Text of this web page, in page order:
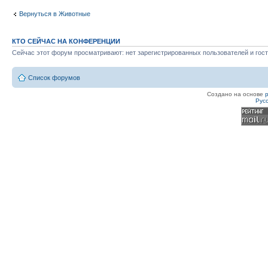
Вернуться в Животные
КТО СЕЙЧАС НА КОНФЕРЕНЦИИ
Сейчас этот форум просматривают: нет зарегистрированных пользователей и
Список форумов
Создано на основе